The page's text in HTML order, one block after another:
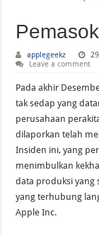
applegeekz
Leave a comment
Pada akhir
tak sedap yang
perusahaan
dilaporkan telah
Insiden ini, yang
menimbulkan
data produksi yang
yang terhubung
Apple Inc.